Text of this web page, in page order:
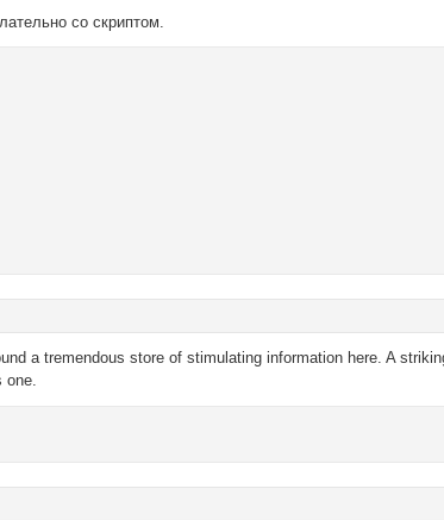
со скриптом.
a tremendous store of stimulating information here. A